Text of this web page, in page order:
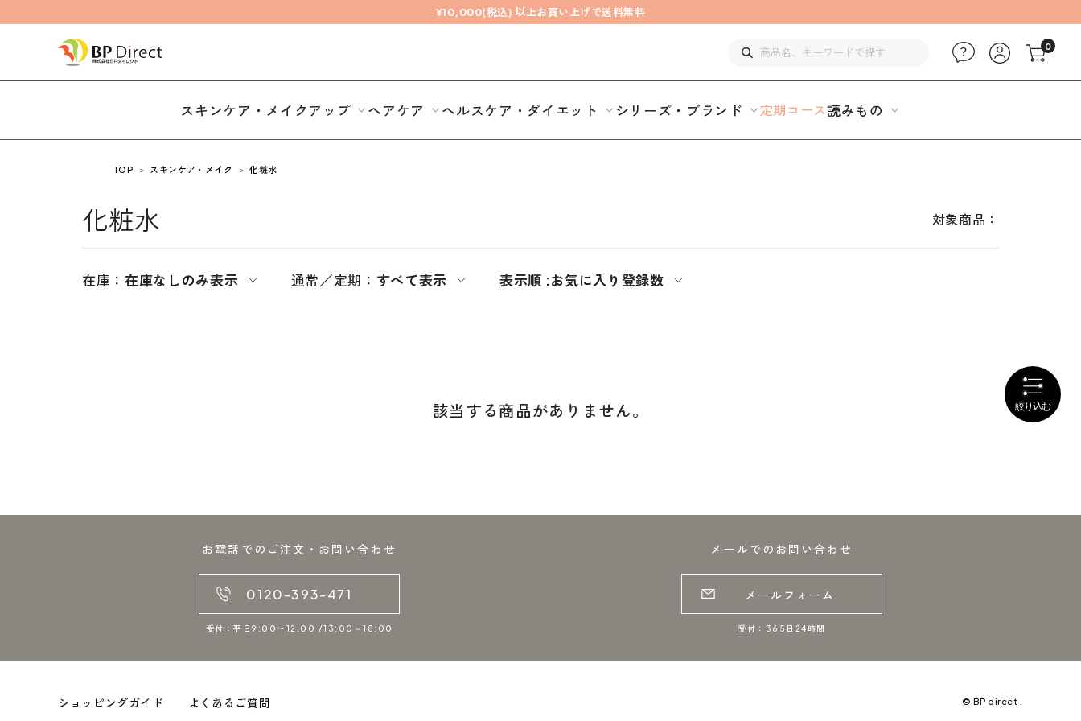
¥10,000(税込) 以上お買い上げで送料無料
0
スキンケア・メイクアップ ヘアケア ヘルスケア・ダイエット シリーズ・ブランド 定期コース読みもの
TOP スキンケア・メイク 化粧水
化粧水 対象商品：
在庫：在庫なしのみ表示 通常／定期： すべて表示 表示順 :お気に入り登録数
該当する商品がありません。
お電話でのご注文・お問い合わせ
0120-393-471
受付：平日9:00〜12:00 /13:00～18:00
メールでのお問い合わせ
メールフォーム
受付：365日24時間
ショッピングガイド よくあるご質問 © BP direct .